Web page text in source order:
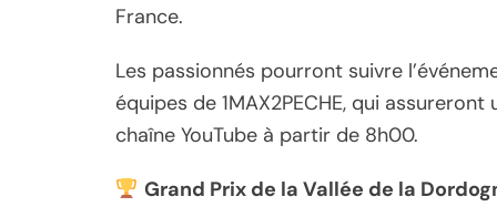
France.
Les passionnés pourront suivre
équipes de 1MAX2PECHE, qui
chaîne YouTube à partir de 8h00.
Grand Prix de la Vallée de la